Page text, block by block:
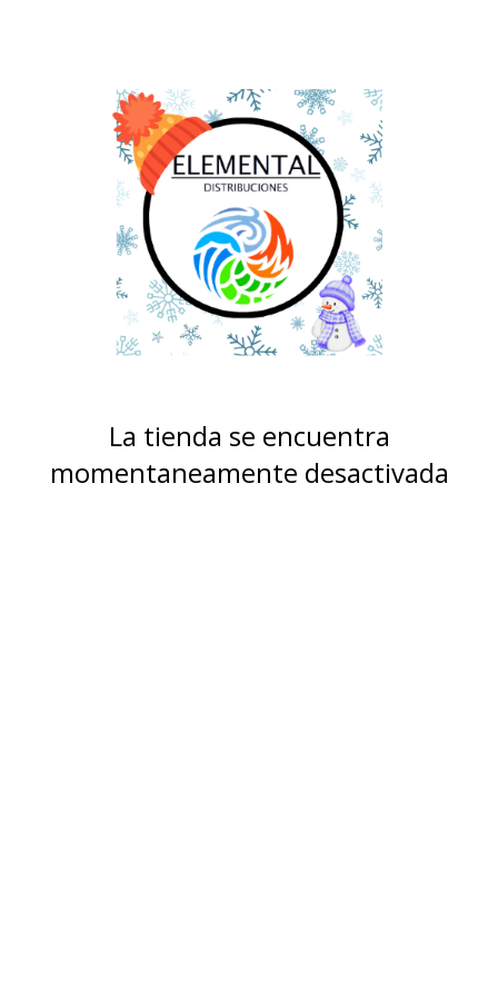
La tienda se encuentra
momentaneamente desactivada